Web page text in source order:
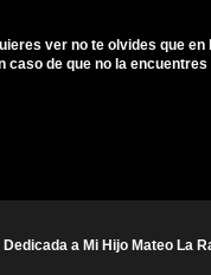
ver no te olvides que
caso de que no la
a Mi Hijo Mateo La